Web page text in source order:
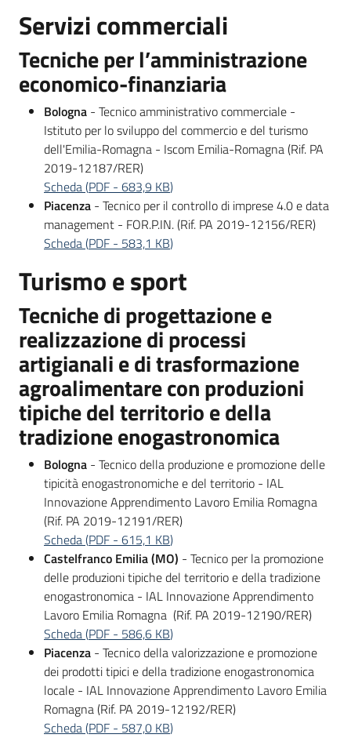
Servizi commerciali
Tecniche per l’amministrazione
economico-finanziaria
Bologna - Tecnico amministrativo commerciale -
Istituto per lo sviluppo del commercio e del turismo
dell'Emilia-Romagna - Iscom Emilia-Romagna (Rif. PA
2019-12187/RER)
Scheda(PDF - 683,9 KB)
Piacenza - Tecnico per il controllo di imprese 4.0 e data
management - FOR.P.IN. (Rif. PA 2019-12156/RER)
Scheda(PDF - 583,1 KB)
Turismo e sport
Tecniche di progettazione e
realizzazione di processi
artigianali e di trasformazione
agroalimentare con produzioni
tipiche del territorio e della
tradizione enogastronomica
Bologna - Tecnico della produzione e promozione delle
tipicità enogastronomiche e del territorio - IAL
Innovazione Apprendimento Lavoro Emilia Romagna
(Rif. PA 2019-12191/RER)
Scheda(PDF - 615,1 KB)
Castelfranco Emilia (MO) - Tecnico per la promozione
delle produzioni tipiche del territorio e della tradizione
enogastronomica - IAL Innovazione Apprendimento
Lavoro Emilia Romagna (Rif. PA 2019-12190/RER)
Scheda(PDF - 586,6 KB)
Piacenza - Tecnico della valorizzazione e promozione
dei prodotti tipici e della tradizione enogastronomica
locale - IAL Innovazione Apprendimento Lavoro Emilia
Romagna (Rif. PA 2019-12192/RER)
Scheda(PDF - 587,0 KB)